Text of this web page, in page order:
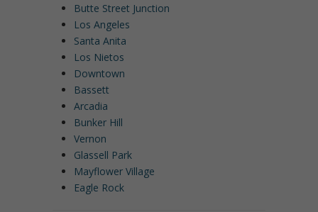
Butte Street Junction
Los Angeles
Santa Anita
Los Nietos
Downtown
Bassett
Arcadia
Bunker Hill
Vernon
Glassell Park
Mayflower Village
Eagle Rock